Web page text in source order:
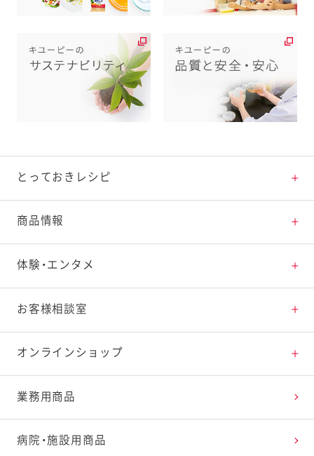
とっておきレシピ
とっておきレシピトップ
素材の知識
料理の基本
特集レシピ
レシピランキング
レシピ動画
商品情報
商品情報トップ
新商品・リニューアル品一覧
販売終了商品一覧
体験・エンタメ
体験・エンタメトップ
マヨテラス（見学施設）
オープンキッチン（工場見学）
深谷テラス ヤサイな仲間たちファーム
お客様相談室
お客様相談室トップ
よくお寄せいただくご質問
お客様の声を活かしました
オンラインショップ
Qummy
キユーピーウエルネス
業務用商品
病院・施設用商品